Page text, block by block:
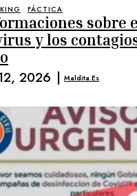
FÁCTICA
sobre
y los
2026 | Maldita.es